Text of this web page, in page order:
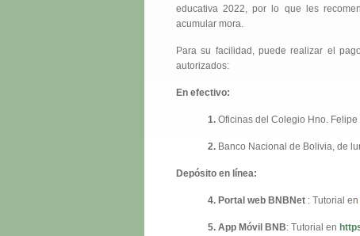
educativa 2022, por lo que les
acumular mora.
Para su facilidad, puede realizar el
autorizados:
En efectivo:
1. Oficinas del Colegio Hno.
2. Banco Nacional de Bolivia, de
Depósito en línea:
4. Portal web BNBNet : Tutorial en
5. App Móvil BNB: Tutorial en